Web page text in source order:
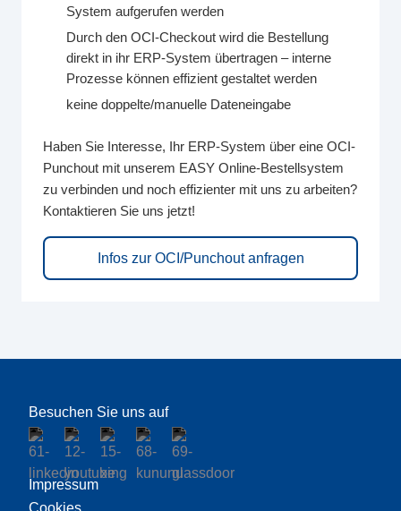
System aufgerufen werden
Durch den OCI-Checkout wird die Bestellung
direkt in ihr ERP-System übertragen – interne
Prozesse können effizient gestaltet werden
keine doppelte/manuelle Dateneingabe
Haben Sie Interesse, Ihr ERP-System über eine OCI-
Punchout mit unserem EASY Online-Bestellsystem
zu verbinden und noch effizienter mit uns zu arbeiten?
Kontaktieren Sie uns jetzt!
Infos zur OCI/Punchout anfragen
Besuchen Sie uns auf
Impressum